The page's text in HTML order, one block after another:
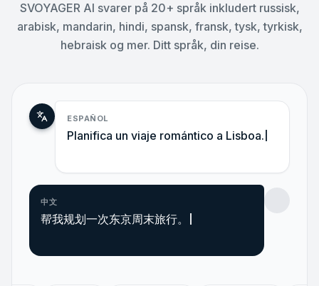
SVOYAGER AI svarer på 20+ språk inkludert russisk,
arabisk, mandarin, hindi, spansk, fransk, tysk, tyrkisk,
hebraisk og mer. Ditt språk, din reise.
ESPAÑOL
Planifica
中文
帮我规划一次东京周末